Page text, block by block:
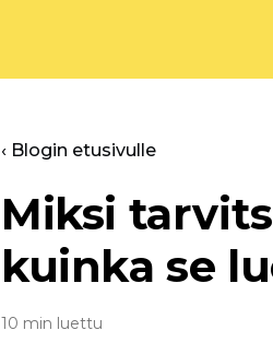
‹ Blogin etusivulle
Miksi
kuinka se
10 min luettu